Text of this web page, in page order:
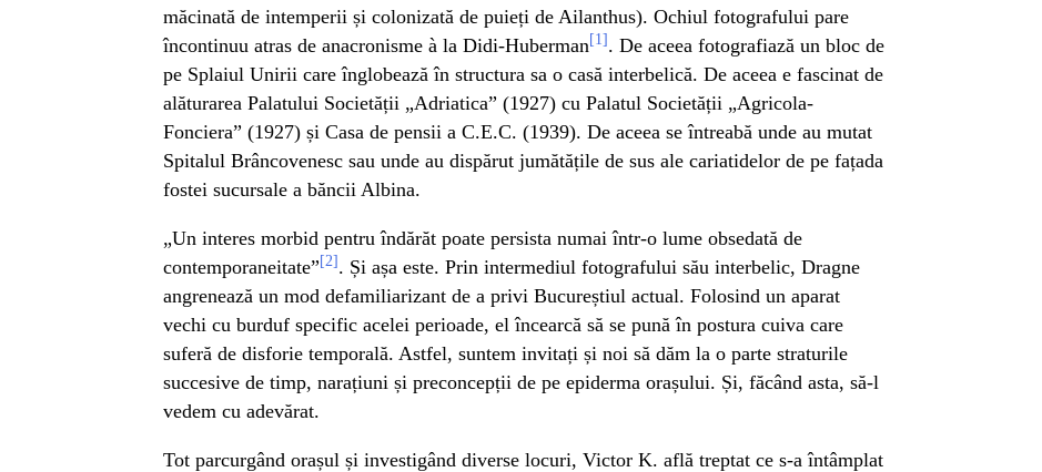
măcinată de intemperii și colonizată de puieți de Ailanthus). Ochiul fotografului pare
încontinuu atras de anacronisme à la Didi-Huberman [1] . De aceea fotografiază un bloc de
pe Splaiul Unirii care înglobează în structura sa o casă interbelică. De aceea e fascinat de
alăturarea Palatului Societății „Adriatica” (1927) cu Palatul Societății „Agricola-
Fonciera” (1927) și Casa de pensii a C.E.C. (1939). De aceea se întreabă unde au mutat
Spitalul Brâncovenesc sau unde au dispărut jumătățile de sus ale cariatidelor de pe fațada
fostei sucursale a băncii Albina.
„Un interes morbid pentru îndărăt poate persista numai într-o lume obsedată de
contemporaneitate” [2] . Și așa este. Prin intermediul fotografului său interbelic, Dragne
angrenează un mod defamiliarizant de a privi Bucureștiul actual. Folosind un aparat
vechi cu burduf specific acelei perioade, el încearcă să se pună în postura cuiva care
suferă de disforie temporală. Astfel, suntem invitați și noi să dăm la o parte straturile
succesive de timp, narațiuni și preconcepții de pe epiderma orașului. Și, făcând asta, să-l
vedem cu adevărat.
Tot parcurgând orașul și investigând diverse locuri, Victor K. află treptat ce s-a întâmplat